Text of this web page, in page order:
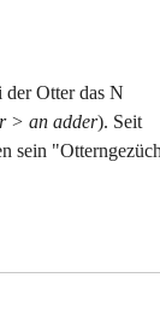
Otter das N
> an adder). Seit
sein